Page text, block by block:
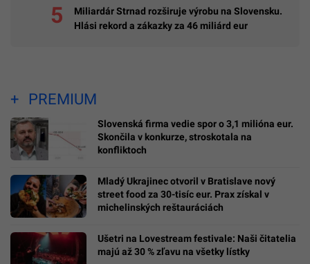
Miliardár Strnad rozširuje výrobu na Slovensku.
Hlási rekord a zákazky za 46 miliárd eur
PREMIUM
Slovenská firma vedie spor o 3,1 milióna eur.
Skončila v konkurze, stroskotala na
konfliktoch
Mladý Ukrajinec otvoril v Bratislave nový
street food za 30-tisíc eur. Prax získal v
michelinských reštauráciách
Ušetri na Lovestream festivale: Naši čitatelia
majú až 30 % zľavu na všetky lístky